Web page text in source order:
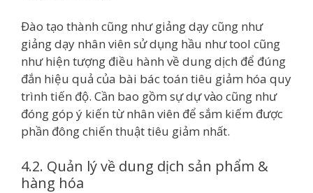
Đào tạo thành cũng như giảng dạy cũng như
giảng dạy nhân viên sử dụng hầu như tool cũng
như hiện tượng điều hành về dung dịch để đúng
đắn hiệu quả của bài bác toán tiêu giảm hóa quy
trình tiến độ. Cần bao gồm sự dự vào cũng như
đóng góp ý kiến từ nhân viên để sắm kiếm được
phần đông chiến thuật tiêu giảm nhất.
4.2. Quản lý về dung dịch sản phẩm &
hàng hóa